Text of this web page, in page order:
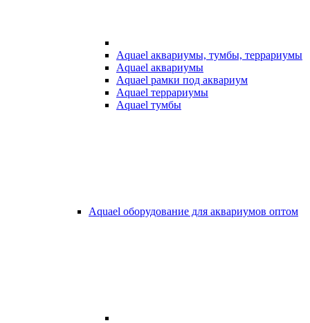
Aquael аквариумы, тумбы, террариумы
Aquael аквариумы
Aquael рамки под аквариум
Aquael террариумы
Aquael тумбы
Aquael оборудование для аквариумов оптом